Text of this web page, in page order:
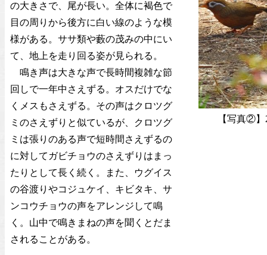
の大きさで、尾が長い。全体に褐色で
目の周りから後方に白い線のような模
様がある。ササ類や藪の茂みの中にい
て、地上を走り回る姿が見られる。
鳴き声は大きな声で長時間複雑な節
回しで一年中さえずる。オスだけでな
くメスもさえずる。その声はクロツグ
ミのさえずりと似ているが、クロツグ
ミは張りのある声で短時間さえずるの
に対してガビチョウのさえずりはまっ
たりとして長く続く。また、ウグイス
の谷渡りやコジュケイ、キビタキ、サ
ンコウチョウの声をアレンジして鳴
く。山中で鳴きまねの声を聞くとだま
されることがある。
【写真②